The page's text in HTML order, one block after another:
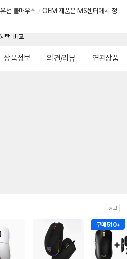
유선 볼마우스 / OEM 제품은 MS센터에서 정
상품정보 의견/리뷰 연관상품
광고
구매 510+